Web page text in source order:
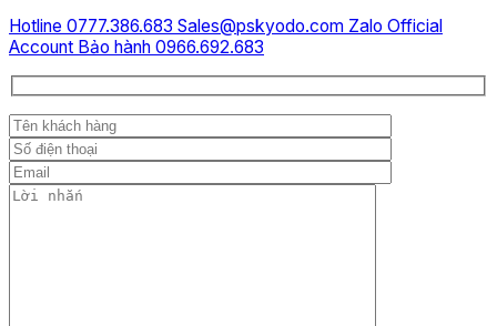
Hotline 0777.386.683 Sales@pskyodo.com Zalo Official
Account Bảo hành 0966.692.683